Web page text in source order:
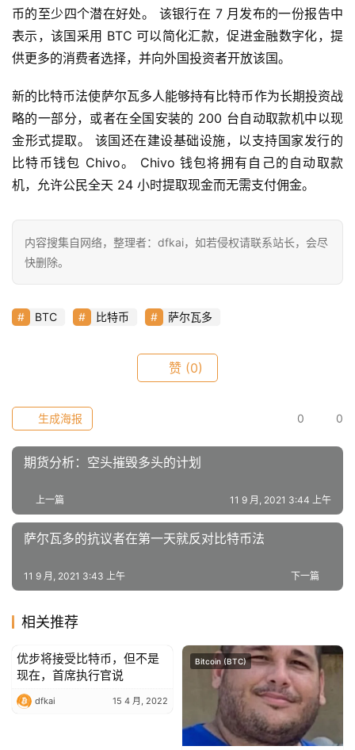
首
页
快
信
仰
a
9
工
荐
币的至少四个潜在好处。 该银行在 7 月发布的一份报告中
表示，该国采用 BTC 可以简化汇款，促进金融数字化，提
供更多的消费者选择，并向外国投资者开放该国。
新的比特币法使萨尔瓦多人能够持有比特币作为长期投资战
略的一部分，或者在全国安装的 200 台自动取款机中以现
金形式提取。 该国还在建设基础设施，以支持国家发行的
比特币钱包 Chivo。 Chivo 钱包将拥有自己的自动取款
机，允许公民全天 24 小时提取现金而无需支付佣金。
内容搜集自网络，整理者：dfkai，如若侵权请联系站长，会尽
快删除。
BTC 比特币 萨尔瓦多
赞 (0)
0 0
生成海报
期货分析：空头摧毁多头的计划
上一篇 11 9 月, 2021 3:44 上午
萨尔瓦多的抗议者在第一天就反对比特币法
下一篇
11 9 月, 2021 3:43 上午
相关推荐
Bitcoin (BTC)
优步将接受比特币，但不是
现在，首席执行官说
dfkai 15 4 月, 2022
Bitcoin (BTC)